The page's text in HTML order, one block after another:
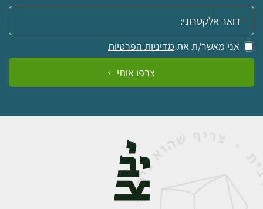
אימייל:
אני מאשר/ת את מדיניות הפרטיות
צרפו אותי